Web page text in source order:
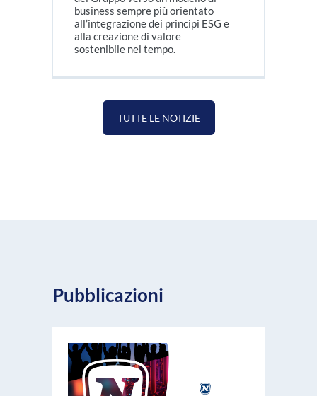
business sempre più orientato
all’integrazione dei principi ESG e
alla creazione di valore
sostenibile nel tempo.
TUTTE LE NOTIZIE
Pubblicazioni